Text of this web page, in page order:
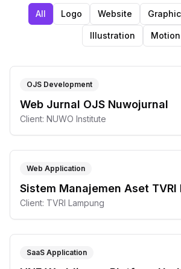
All Logo Website Graphic
Illustration Motion
OJS Development
Web Jurnal OJS Nuwojurnal
Client: NUWO Institute
Web Application
Sistem Manajemen Aset TVRI
Client: TVRI Lampung
SaaS Application